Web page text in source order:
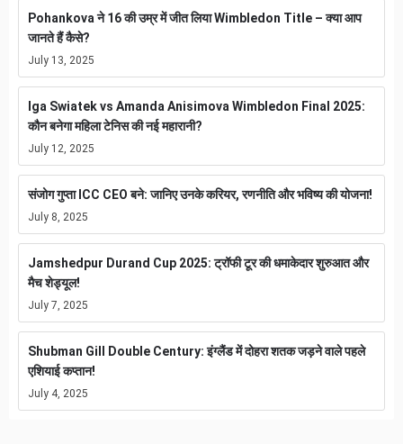
Pohankova ने 16 की उम्र में जीत लिया Wimbledon Title – क्या आप
जानते हैं कैसे?
July 13, 2025
Iga Swiatek vs Amanda Anisimova Wimbledon Final 2025:
कौन बनेगा महिला टेनिस की नई महारानी?
July 12, 2025
संजोग गुप्ता ICC CEO बने: जानिए उनके करियर, रणनीति और भविष्य की योजना!
July 8, 2025
Jamshedpur Durand Cup 2025: ट्रॉफी टूर की धमाकेदार शुरुआत और
मैच शेड्यूल!
July 7, 2025
Shubman Gill Double Century: इंग्लैंड में दोहरा शतक जड़ने वाले पहले
एशियाई कप्तान!
July 4, 2025